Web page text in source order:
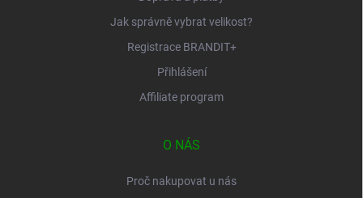
Jak správně vybrat velikost?
Registrace BRANDIT+
Přihlášení
Affiliate program
O NÁS
Proč nakupovat u nás